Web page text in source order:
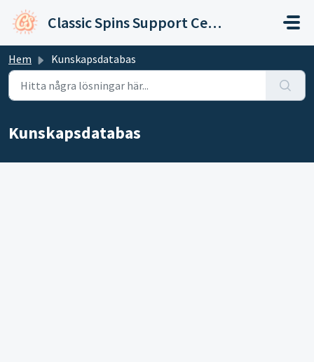
Hoppa över till huvudinnehåll
Classic Spins Support Center
Hem Kunskapsdatabas
Kunskapsdatabas